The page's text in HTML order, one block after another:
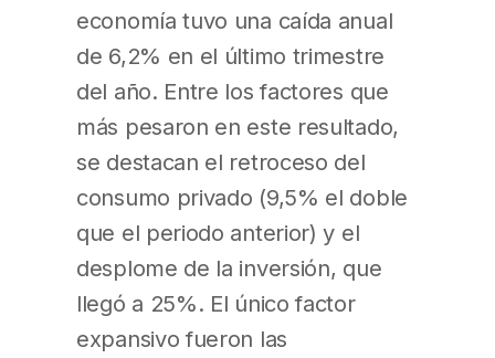
economía tuvo una caída anual
de 6,2% en el último trimestre
del año. Entre los factores que
más pesaron en este resultado,
se destacan el retroceso del
consumo privado (9,5% el doble
que el periodo anterior) y el
desplome de la inversión, que
llegó a 25%. El único factor
expansivo fueron las